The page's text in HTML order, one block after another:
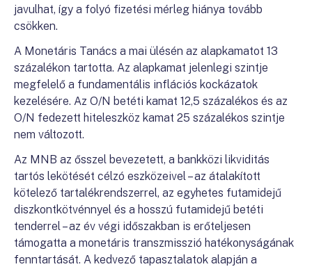
javulhat, így a folyó fizetési mérleg hiánya tovább
csökken.
A Monetáris Tanács a mai ülésén az alapkamatot 13
százalékon tartotta. Az alapkamat jelenlegi szintje
megfelelő a fundamentális inflációs kockázatok
kezelésére. Az O/N betéti kamat 12,5 százalékos és az
O/N fedezett hiteleszköz kamat 25 százalékos szintje
nem változott.
Az MNB az ősszel bevezetett, a bankközi likviditás
tartós lekötését célzó eszközeivel – az átalakított
kötelező tartalékrendszerrel, az egyhetes futamidejű
diszkontkötvénnyel és a hosszú futamidejű betéti
tenderrel – az év végi időszakban is erőteljesen
támogatta a monetáris transzmisszió hatékonyságának
fenntartását. A kedvező tapasztalatok alapján a